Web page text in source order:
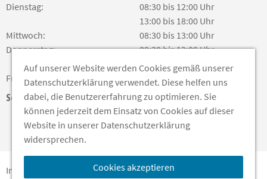
Soziale Medien
Dienstag:
08:30 bis 12:00 Uhr
13:00 bis 18:00 Uhr
Mittwoch:
08:30 bis 13:00 Uhr
Donnerstag:
08:30 bis 12:00 Uhr
13:00 bis 18:00 Uhr
Freitag:
08:30 bis 13:00 Uhr
Impressum Barrierefreiheit
Datenschutz
Auf unserer Website werden Cookies gemäß unserer
Datenschutzerklärung verwendet. Diese helfen uns
dabei, die Benutzererfahrung zu optimieren. Sie
können jederzeit dem Einsatz von Cookies auf dieser
Website in unserer Datenschutzerklärung
widersprechen.
Cookies akzeptieren